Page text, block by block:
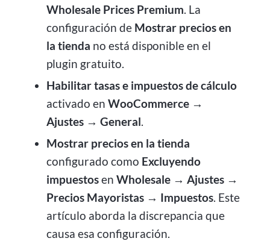
Wholesale Prices Premium. La
configuración de Mostrar precios en
la tienda no está disponible en el
plugin gratuito.
Habilitar tasas e impuestos de cálculo
activado en WooCommerce →
Ajustes → General.
Mostrar precios en la tienda
configurado como Excluyendo
impuestosen Wholesale → Ajustes →
Precios Mayoristas → Impuestos. Este
artículo aborda la discrepancia que
causa esa configuración.